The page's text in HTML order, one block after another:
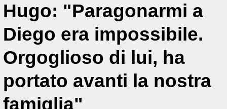
Hugo: "Paragonarmi a
Diego era impossibile.
Orgoglioso di lui, ha
portato avanti la nostra
famiglia"